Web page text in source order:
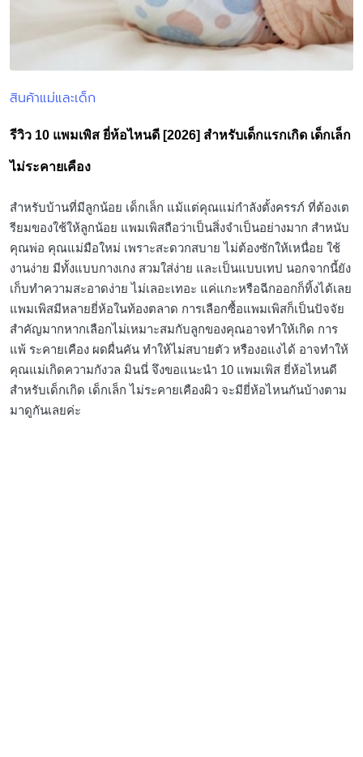
Posted
สินค้าแม่และเด็ก
รีวิว 10 แพมเพิส ยี่ห้อไหนดี [2026] สำหรับเด็กแรกเกิด เด็กเล็ก
ไม่ระคายเคือง
สำหรับบ้านที่มีลูกน้อย เด็กเล็ก แม้แต่คุณแม่กำลังตั้งครรภ์ ที่ต้องเต
รียมของใช้ให้ลูกน้อย แพมเพิสถือว่าเป็นสิ่งจำเป็นอย่างมาก สำหนับ
คุณพ่อ คุณแม่มือใหม่ เพราะสะดวกสบาย ไม่ต้องซักให้เหนื่อย ใช้
งานง่าย มีทั้งแบบกางเกง สวมใส่ง่าย และเป็นแบบเทป นอกจากนี้ยัง
เก็บทำความสะอาดง่าย ไม่เลอะเทอะ แค่แกะหรือฉีกออกก็ทิ้งได้เลย
แพมเพิสมีหลายยี่ห้อในท้องตลาด การเลือกซื้อแพมเพิสก็เป็นปัจจัย
สำคัญมากหากเลือกไม่เหมาะสมกับลูกของคุณอาจทำให้เกิด การ
แพ้ ระคายเคือง ผดผื่นคัน ทำให้ไม่สบายตัว หรืองอแงได้ อาจทำให้
คุณแม่เกิดความกังวล มินนี่ จึงขอแนะนำ 10 แพมเพิส ยี่ห้อไหนดี
สำหรับเด็กเกิด เด็กเล็ก ไม่ระคายเคืองผิว จะมียี่ห้อไหนกันบ้างตาม
มาดูกันเลยค่ะ